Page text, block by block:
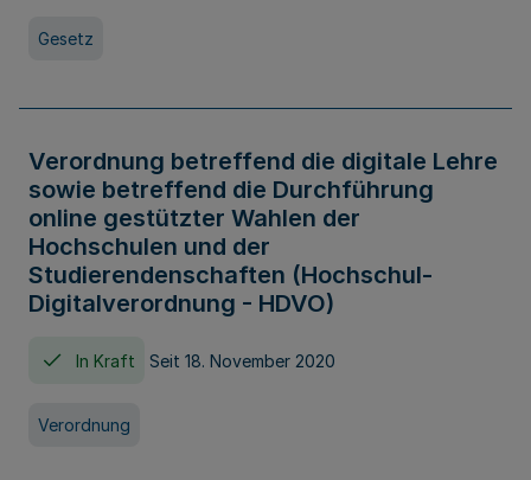
Gesetz
Verordnung betreffend die digitale Lehre
sowie betreffend die Durchführung
online gestützter Wahlen der
Hochschulen und der
Studierendenschaften (Hochschul-
Digitalverordnung - HDVO)
In Kraft Seit 18. November 2020
Verordnung